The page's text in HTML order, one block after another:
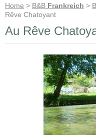
Home > B&B Frankreich >
Rêve Chatoyant
Au Rêve